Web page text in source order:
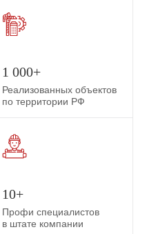
1 000+
Реализованных объектов
по территории РФ
10+
Профи специалистов
в штате компании